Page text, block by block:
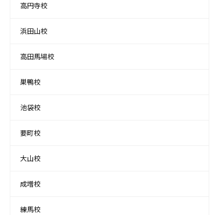
高円寺校
浜田山校
高田馬場校
巣鴨校
池袋校
要町校
大山校
成増校
練馬校